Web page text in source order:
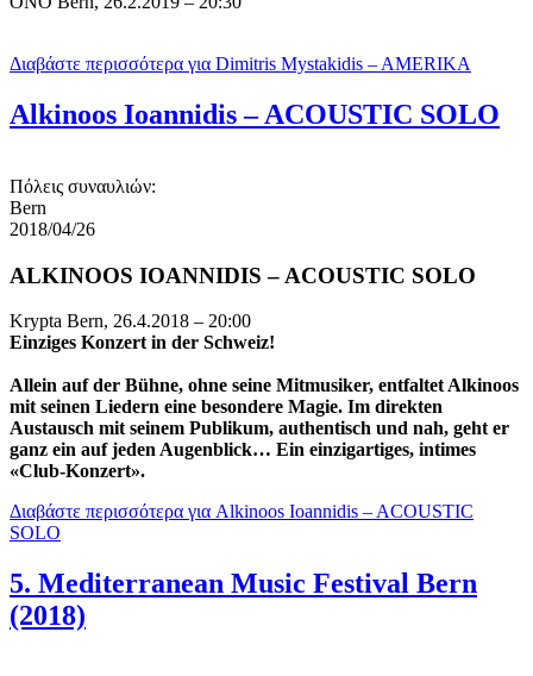
Διαβάστε περισσότερα για Dimitris Mystakidis – AMERIKA
Alkinoos Ioannidis – ACOUSTIC SOLO
Πόλεις συναυλιών:
Bern
2018/04/26
ALKINOOS IOANNIDIS – ACOUSTIC SOLO
Krypta Bern, 26.4.2018 – 20:00
Einziges Konzert in der Schweiz!
Allein auf der Bühne, ohne seine Mitmusiker, entfaltet Alkinoos
mit seinen Liedern eine besondere Magie. Im direkten
Austausch mit seinem Publikum, authentisch und nah, geht er
ganz ein auf jeden Augenblick… Ein einzigartiges, intimes
«Club-Konzert».
Διαβάστε περισσότερα για Alkinoos Ioannidis – ACOUSTIC
SOLO
5. Mediterranean Music Festival Bern
(2018)